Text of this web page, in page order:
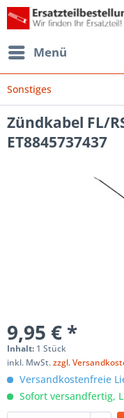
Menü
Sonstiges
Zündkabel FL/
ET8845737437
9,95 € *
Inhalt: 1 Stück
inkl. MwSt.zzgl.
Versandkostenfreie
Sofort versandfertig,